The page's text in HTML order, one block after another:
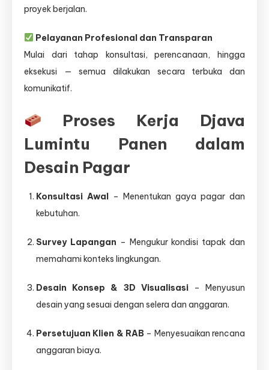
proyek berjalan.
Pelayanan Profesional dan Transparan
Mulai dari tahap konsultasi, perencanaan, hingga
eksekusi — semua dilakukan secara terbuka dan
komunikatif.
Proses Kerja Djava
Lumintu Panen dalam
Desain Pagar
Konsultasi Awal – Menentukan gaya pagar dan
kebutuhan.
Survey Lapangan – Mengukur kondisi tapak dan
memahami konteks lingkungan.
Desain Konsep & 3D Visualisasi– Menyusun
desain yang sesuai dengan selera dan anggaran.
Persetujuan Klien & RAB – Menyesuaikan rencana
anggaran biaya.